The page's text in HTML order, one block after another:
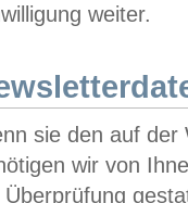
weiter.
sie den auf der
wir von
Überprüfung